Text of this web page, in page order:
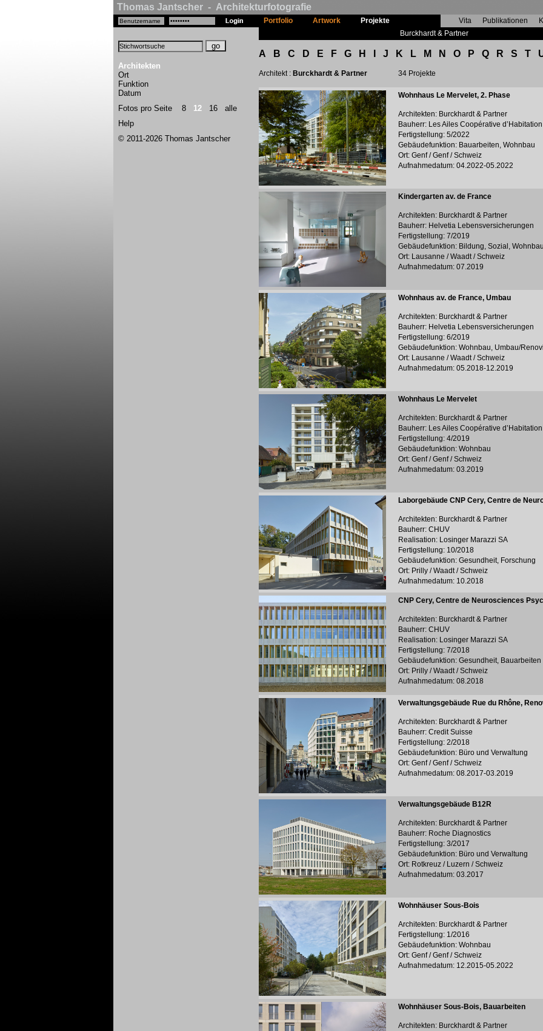
Thomas Jantscher - Architekturfotografie
Architekten
Ort
Funktion
Datum
Fotos pro Seite 8 12 16
alle
Help
© 2011-2026 Thomas Jantscher
Portfolio Artwork Projekte Vita Publikationen
Burckhardt & Partner
A B C D E F G H J K L M N O P Q R S T
Architekt : Burckhardt & Partner 34 Projekte
Wohnhaus Le Mervelet, 2. Phase
Architekten: Burckhardt & Partner
Bauherr: Les Ailes Coopérative d’Habitation
Fertigstellung: 5/2022
Gebäudefunktion: Bauarbeiten, Wohnbau
Ort: Genf / Genf / Schweiz
Aufnahmedatum: 04.2022-05.2022
Kindergarten av. de France
Architekten: Burckhardt & Partner
Bauherr: Helvetia Lebensversicherungen
Fertigstellung: 7/2019
Gebäudefunktion: Bildung, Sozial, Wohnbau
Ort: Lausanne / Waadt / Schweiz
Aufnahmedatum: 07.2019
Wohnhaus av. de France, Umbau
Architekten: Burckhardt & Partner
Bauherr: Helvetia Lebensversicherungen
Fertigstellung: 6/2019
Gebäudefunktion: Wohnbau, Umbau/
Ort: Lausanne / Waadt / Schweiz
Aufnahmedatum: 05.2018-12.2019
Wohnhaus Le Mervelet
Architekten: Burckhardt & Partner
Bauherr: Les Ailes Coopérative d’Habitation
Fertigstellung: 4/2019
Gebäudefunktion: Wohnbau
Ort: Genf / Genf / Schweiz
Aufnahmedatum: 03.2019
Laborgebäude CNP Cery, Centre de
Architekten: Burckhardt & Partner
Bauherr: CHUV
Realisation: Losinger Marazzi SA
Fertigstellung: 10/2018
Gebäudefunktion: Gesundheit, Forschung
Ort: Prilly / Waadt / Schweiz
Aufnahmedatum: 10.2018
CNP Cery, Centre de Neurosciences
Architekten: Burckhardt & Partner
Bauherr: CHUV
Realisation: Losinger Marazzi SA
Fertigstellung: 7/2018
Gebäudefunktion: Gesundheit, Bauarbeiten
Ort: Prilly / Waadt / Schweiz
Aufnahmedatum: 08.2018
Verwaltungsgebäude Rue du Rhône,
Architekten: Burckhardt & Partner
Bauherr: Credit Suisse
Fertigstellung: 2/2018
Gebäudefunktion: Büro und Verwaltung
Ort: Genf / Genf / Schweiz
Aufnahmedatum: 08.2017-03.2019
Verwaltungsgebäude B12R
Architekten: Burckhardt & Partner
Bauherr: Roche Diagnostics
Fertigstellung: 3/2017
Gebäudefunktion: Büro und Verwaltung
Ort: Rotkreuz / Luzern / Schweiz
Aufnahmedatum: 03.2017
Wohnhäuser Sous-Bois
Architekten: Burckhardt & Partner
Fertigstellung: 1/2016
Gebäudefunktion: Wohnbau
Ort: Genf / Genf / Schweiz
Aufnahmedatum: 12.2015-05.2022
Wohnhäuser Sous-Bois, Bauarbeiten
Architekten: Burckhardt & Partner